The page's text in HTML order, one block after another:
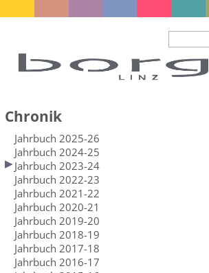
Chronik
Jahrbuch 2025-26
Jahrbuch 2024-25
Jahrbuch 2023-24
Jahrbuch 2022-23
Jahrbuch 2021-22
Jahrbuch 2020-21
Jahrbuch 2019-20
Jahrbuch 2018-19
Jahrbuch 2017-18
Jahrbuch 2016-17